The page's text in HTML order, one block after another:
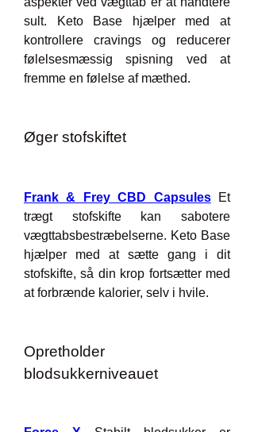
sult. Keto Base hjælper med at
kontrollere cravings og reducerer
følelsesmæssig spisning ved at
fremme en følelse af mæthed.
Øger stofskiftet
Frank & Frey CBD Capsules Et
trægt stofskifte kan sabotere
vægttabsbestræbelserne. Keto Base
hjælper med at sætte gang i dit
stofskifte, så din krop fortsætter med
at forbrænde kalorier, selv i hvile.
Opretholder
blodsukkerniveauet